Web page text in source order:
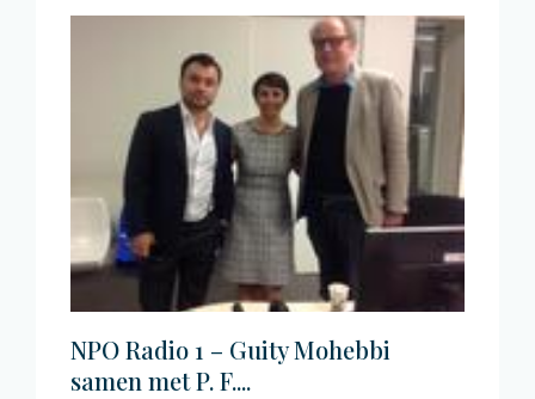
NPO Radio 1 – Guity Mohebbi
samen met P. F....